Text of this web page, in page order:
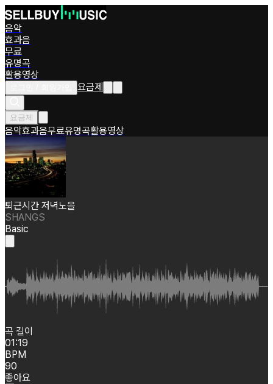
음악
효과음
무료
유명곡
활용영상
요금제
요금제
음악효과음무료유명곡활용영상
퇴근시간 저녁노을
SHANGS
Basic
곡 길이
01:19
BPM
90
좋아요